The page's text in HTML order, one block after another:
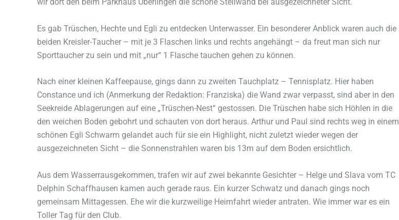
Es gab Trüschen, Hechte und Egli zu entdecken Unterwasser. Ein besonderer Anblick waren auch die
beiden Kreisler-Taucher – mit je 3 Flaschen links und rechts angehängt – da freut man sich nur
Sporttaucher zu sein und mit „nur“ 1 Flasche tauchen gehen zu können.
Nach einer kleinen Kaffeepause, gings dann zu zweiten Tauchplatz – Tennisplatz. Hier haben
Constance und ich (Anmerkung der Redaktion: Franziska) die Wand zwar verpasst, sind aber in den
Seekreide Ablagerungen auf eine „Trüschen-Nest“ gestossen. Die Trüschen habe sich Höhlen in die
den weichen Boden gebohrt und schauten von dort heraus. Arthur und Paul sind rechts weg in einem
schönen Egli Schwarm gelandet auch für sie ein Highlight, nicht zuletzt wieder wegen der
ausgezeichneten Sicht – die Sonnenstrahlen waren bis 13m auf dem Boden ersichtlich.
Aus dem Wasserrausgekommen, trafen wir auf zwei bekannte Gesichter – Helge und Slava vom TC
Delphin Schaffhausen kamen auch gerade raus. Ein kurzer Schwatz und danach gings noch
gemeinsam Mittagessen. Ehe wir die kurzweilige Heimfahrt wieder antraten. Wie immer war es ein
Toller Tag für den Club.